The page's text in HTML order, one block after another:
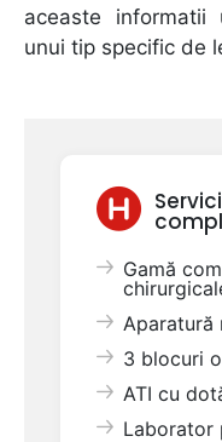
aceaste informatii
unui tip specific de
Gamă
Aparatură
3 blocuri
ATI cu
Laborator